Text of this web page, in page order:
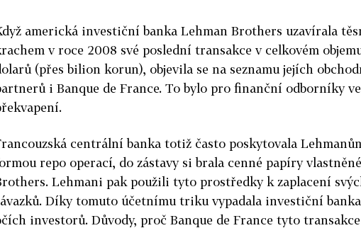
americká investiční banka Lehman Brothers uzavírala
v roce 2008 své poslední transakce v celkovém
(přes bilion korun), objevila se na seznamu jejích
i Banque de France. To bylo pro finanční odborníky
centrální banka totiž často poskytovala
repo operací, do zástavy si brala cenné papíry
Lehmani pak použili tyto prostředky k zaplacení
Díky tomuto účetnímu triku vypadala investiční
investorů. Důvody, proč Banque de France tyto